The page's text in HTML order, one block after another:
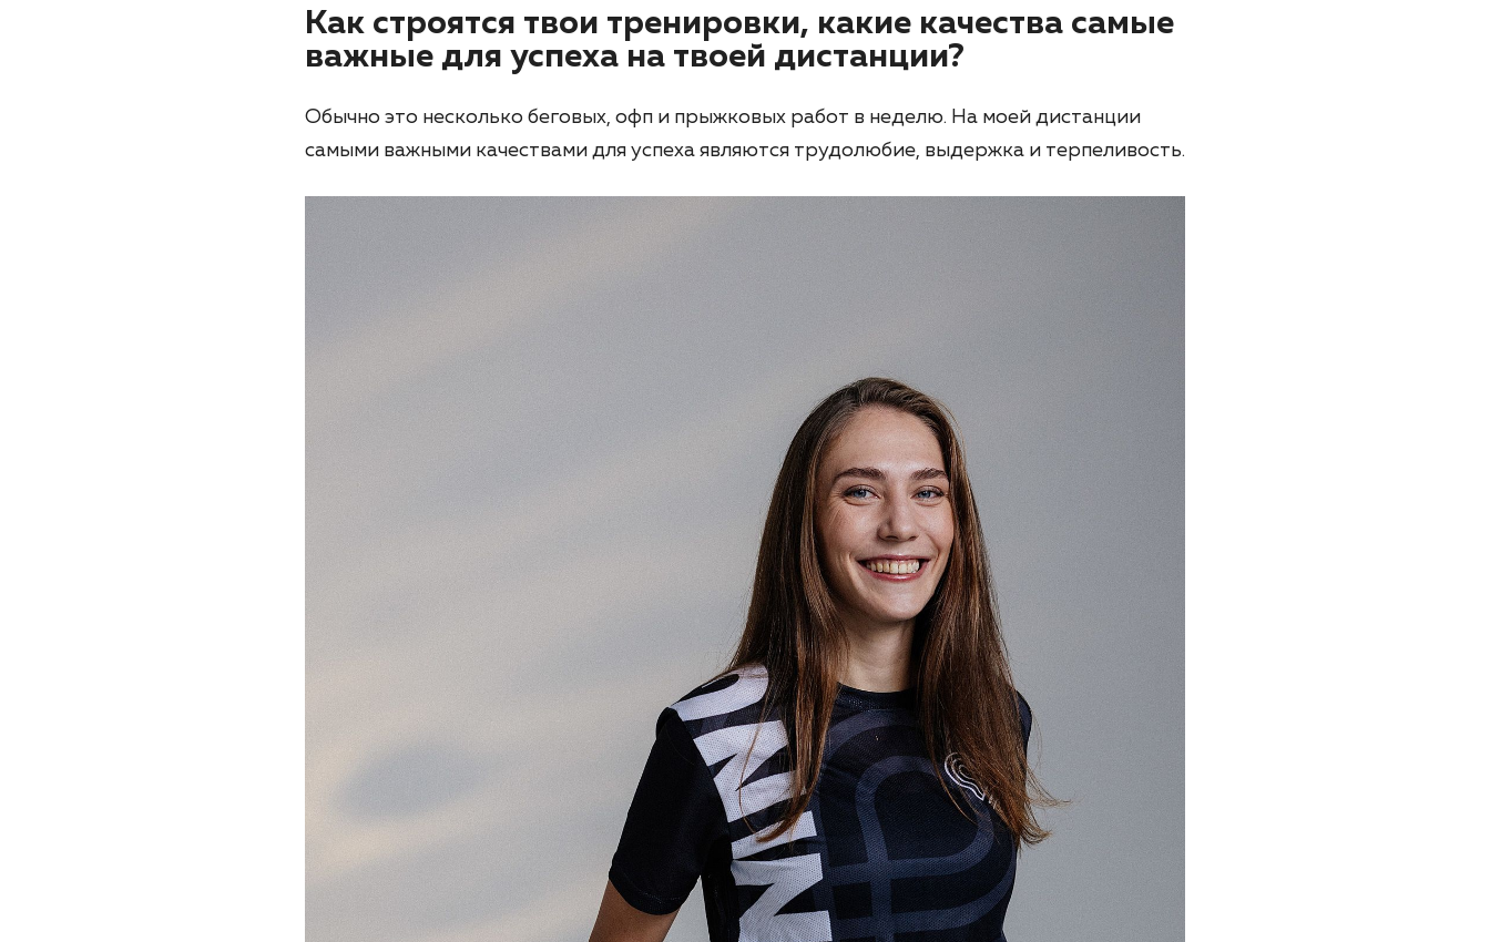
Как строятся твои тренировки, какие качества самые
важные для успеха на твоей дистанции?
Обычно это несколько беговых, офп и прыжковых работ в неделю. На моей дистанции
самыми важными качествами для успеха являются трудолюбие, выдержка и терпеливость.